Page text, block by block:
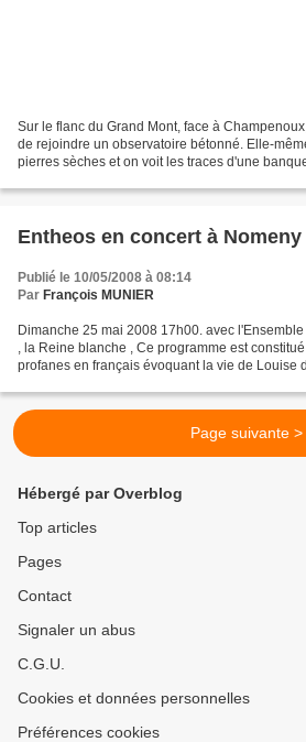
Sur le flanc du Grand Mont, face à
de rejoindre un observatoire bétonné. Elle-
pierres sèches et on voit les traces d'une
Entheos en concert à Nomeny
Publié le 10/05/2008 à 08:14
Par François MUNIER
Dimanche 25 mai 2008 17h00. avec
, la Reine blanche , Ce programme est
profanes en français évoquant la vie de Louise
Page suivante >
Hébergé par Overblog
Top articles
Pages
Contact
Signaler un abus
C.G.U.
Cookies et données personnelles
Préférences cookies